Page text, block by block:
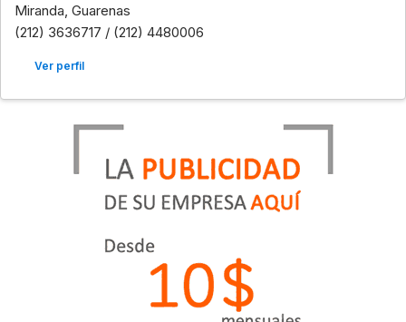
Miranda, Guarenas
(212) 3636717 / (212) 4480006
Ver perfil